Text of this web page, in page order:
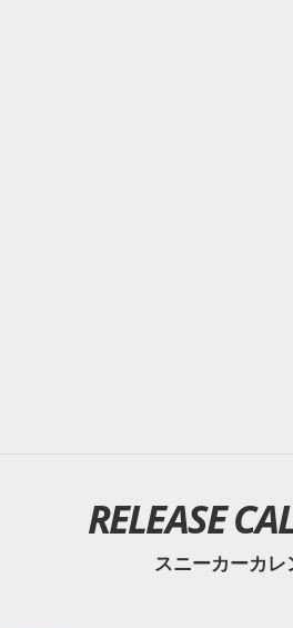
RELEASE
スニーカーカレ